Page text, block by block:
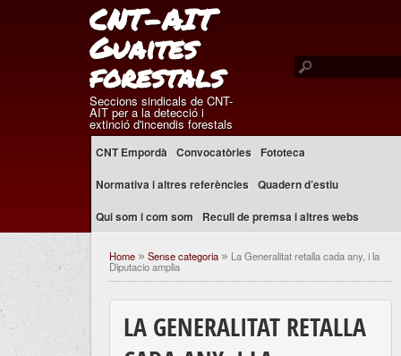
CNT-AIT
Guaites
forestals
Seccions sindicals de CNT-
AIT per a la detecció i
extinció d'incendis forestals
CNT Empordà Convocatòries
Fototeca
Normativa i altres referències Quadern d’estiu
Qui som i com som
Recull de premsa i altres webs
Home » Sense categoria » La Generalitat retalla cada any, i la
Diputacio amplia
LA GENERALITAT RETALLA